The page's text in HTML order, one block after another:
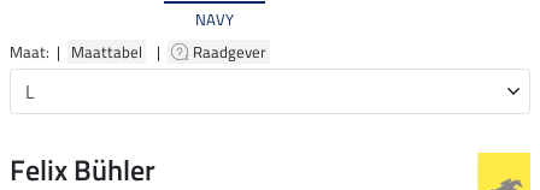
NAVY
Maat: | Maattabel | Raadgever
Felix Bühler